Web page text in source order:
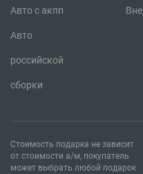
Авто с акпп
Авто
российской
сборки
Стоимость подарка не зависит
от стоимости а/м, покупатель
может выбрать любой подарок